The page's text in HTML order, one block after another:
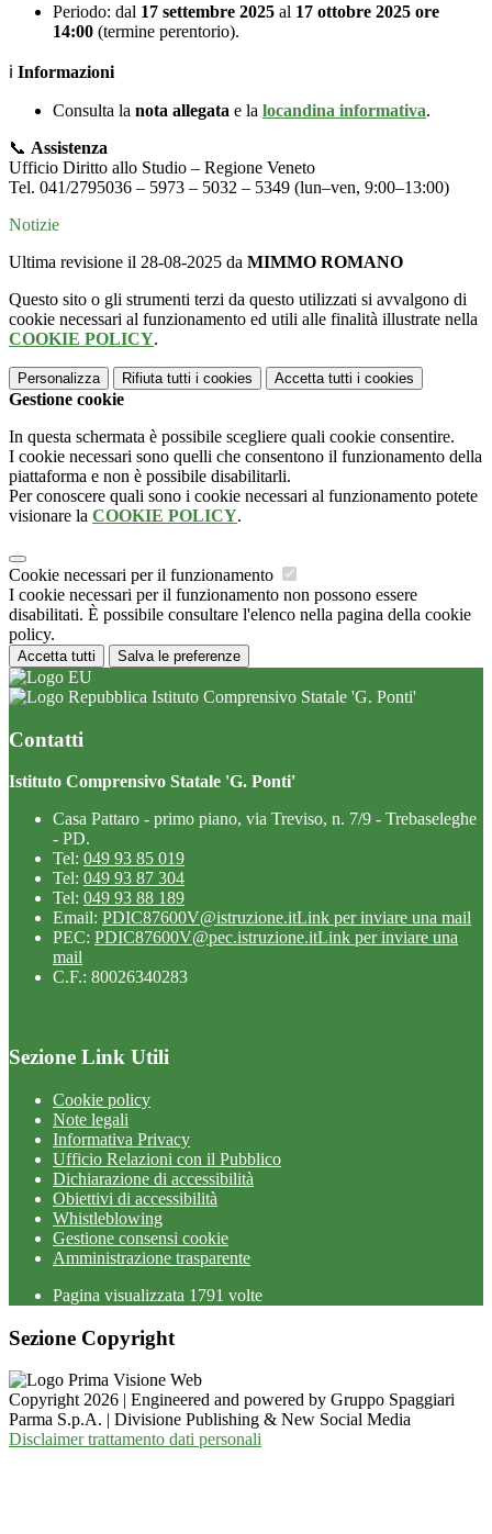
Periodo: dal 17 settembre 2025 al 17 ottobre 2025 ore
14:00 (termine perentorio).
ℹ️ Informazioni
Consulta la nota allegata e la locandina informativa.
📞 Assistenza
Ufficio Diritto allo Studio – Regione Veneto
Tel. 041/2795036 – 5973 – 5032 – 5349 (lun–ven, 9:00–13:00)
Notizie
Ultima revisione il 28-08-2025 da MIMMO ROMANO
Questo sito o gli strumenti terzi da questo utilizzati si avvalgono di
cookie necessari al funzionamento ed utili alle finalità illustrate nella
COOKIE POLICY.
Personalizza Rifiuta tutti i cookies Accetta tutti i cookies
Gestione cookie
In questa schermata è possibile scegliere quali cookie consentire.
I cookie necessari sono quelli che consentono il funzionamento della
piattaforma e non è possibile disabilitarli.
Per conoscere quali sono i cookie necessari al funzionamento potete
visionare la COOKIE POLICY.
Cookie necessari per il funzionamento
I cookie necessari per il funzionamento non possono essere
disabilitati. È possibile consultare l'elenco nella pagina della cookie
policy.
Accetta tutti Salva le preferenze
Istituto Comprensivo Statale 'G. Ponti'
Contatti
Istituto Comprensivo Statale 'G. Ponti'
Casa Pattaro - primo piano, via Treviso, n. 7/9 - Trebaseleghe
- PD.
Tel: 049 93 85 019
Tel: 049 93 87 304
Tel: 049 93 88 189
Email: PDIC87600V@istruzione.itLink per inviare una mail
PEC: PDIC87600V@pec.istruzione.itLink per inviare una
mail
C.F.: 80026340283
Sezione Link Utili
Cookie policy
Note legali
Informativa Privacy
Ufficio Relazioni con il Pubblico
Dichiarazione di accessibilità
Obiettivi di accessibilità
Whistleblowing
Gestione consensi cookie
Amministrazione trasparente
Pagina visualizzata 1791 volte
Sezione Copyright
Copyright 2026 | Engineered and powered by Gruppo Spaggiari
Parma S.p.A. | Divisione Publishing & New Social Media
Disclaimer trattamento dati personali